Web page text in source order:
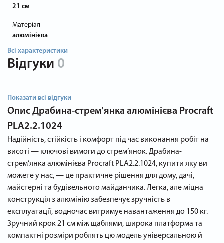
21 см
Матеріал
алюмінієва
Всі характеристики
Відгуки 0
Показати всі відгуки
Опис Драбина-стрем'янка алюмінієва Procraft
PLA2.2.1024
Надійність, стійкість і комфорт під час виконання робіт на
висоті — ключові вимоги до стрем’янок. Драбина-
стрем’янка алюмінієва Procraft PLA2.2.1024, купити яку ви
можете у нас, — це практичне рішення для дому, дачі,
майстерні та будівельного майданчика. Легка, але міцна
конструкція з алюмінію забезпечує зручність в
експлуатації, водночас витримує навантаження до 150 кг.
Зручний крок 21 см між щаблями, широка платформа та
компактні розміри роблять цю модель універсальною й